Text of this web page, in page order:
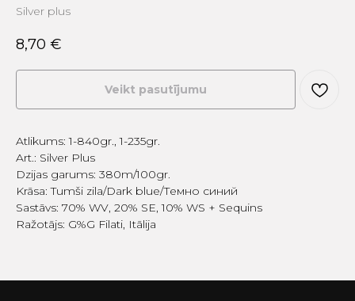
Silver plus
8,70 €
Veikt pasutījumu
Atlikums: 1-840gr., 1-235gr.
Art.: Silver Plus
Dzijas garums: 380m/100gr.
Krāsa: Tumši zila/Dark blue/Темно синий
Sastāvs: 70% WV, 20% SE, 10% WS + Sequins
Ražotājs: G%G Filati, Itālija